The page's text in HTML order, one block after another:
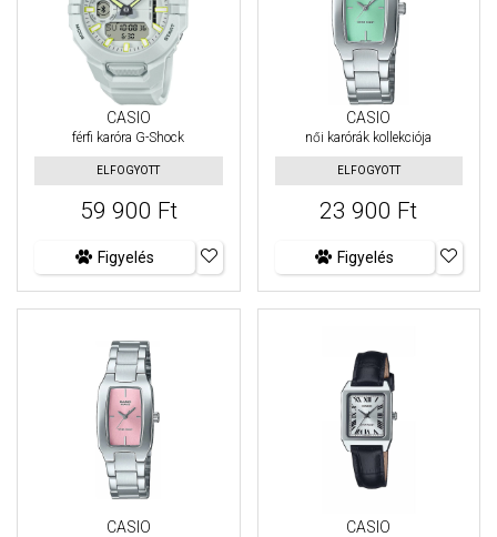
CASIO
férfi karóra G-Shock
ELFOGYOTT
59 900 Ft
Figyelés
CASIO
női karórák kollekciója
ELFOGYOTT
23 900 Ft
Figyelés
CASIO CASIO